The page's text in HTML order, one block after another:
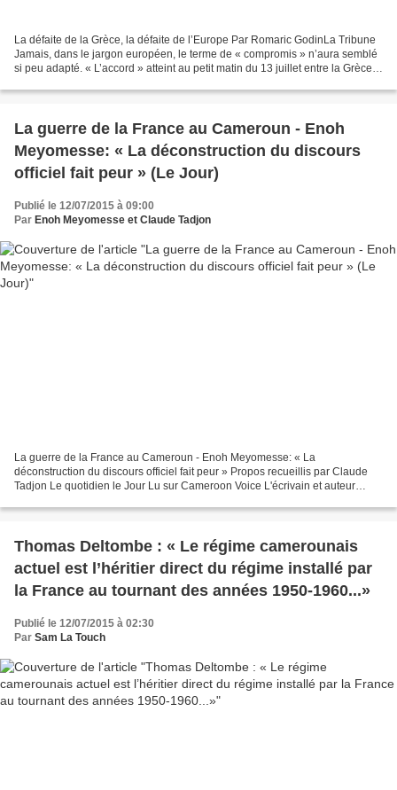
La défaite de la Grèce, la défaite de l’Europe Par Romaric GodinLa Tribune
Jamais, dans le jargon européen, le terme de « compromis » n’aura semblé
si peu adapté. « L’accord » atteint au petit matin du 13 juillet entre la Grèce
La guerre de la France au Cameroun - Enoh
Meyomesse: « La déconstruction du discours
officiel fait peur » (Le Jour)
Publié le 12/07/2015 à 09:00
Par Enoh Meyomesse et Claude Tadjon
La guerre de la France au Cameroun - Enoh Meyomesse: « La
déconstruction du discours officiel fait peur » Propos recueillis par Claude
Tadjon Le quotidien le Jour Lu sur Cameroon Voice L'écrivain et auteur
Thomas Deltombe : « Le régime camerounais
actuel est l’héritier direct du régime installé par
la France au tournant des années 1950-1960...»
Publié le 12/07/2015 à 02:30
Par Sam La Touch